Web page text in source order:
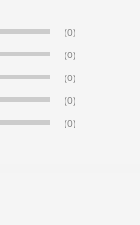
(0)
(0)
(0)
(0)
(0)